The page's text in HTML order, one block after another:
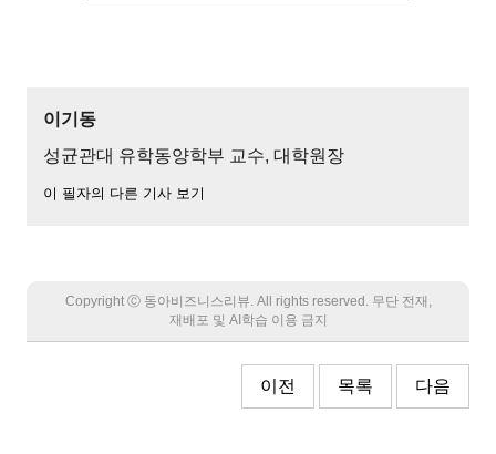
이기동
성균관대 유학동양학부 교수, 대학원장
이 필자의 다른 기사 보기
Copyright Ⓒ 동아비즈니스리뷰. All rights reserved. 무단 전재,
재배포 및 AI학습 이용 금지
이전 목록 다음